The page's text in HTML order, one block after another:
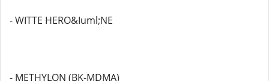
- WITTE HERO&Iuml;NE
- METHYLON (BK-MDMA)